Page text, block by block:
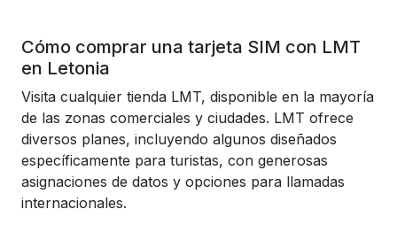
Cómo comprar una tarjeta SIM con LMT
en Letonia
Visita cualquier tienda LMT, disponible en la mayoría
de las zonas comerciales y ciudades. LMT ofrece
diversos planes, incluyendo algunos diseñados
específicamente para turistas, con generosas
asignaciones de datos y opciones para llamadas
internacionales.